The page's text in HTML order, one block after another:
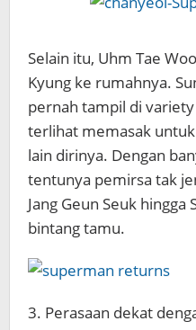
Selain itu, Uhm Tae
Kyung ke rumahnya.
pernah tampil di
terlihat memasak
lain dirinya. Dengan
tentunya pemirsa tak
Jang Geun Seuk
bintang tamu.
3. Perasaan dekat